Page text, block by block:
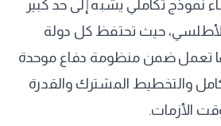
نموذج تكاملي يشبه إلى حد كبير
حيث تحتفظ كل دولة
تعمل ضمن منظومة دفاع موحدة
والتخطيط المشترك والقدرة
الأزمات.